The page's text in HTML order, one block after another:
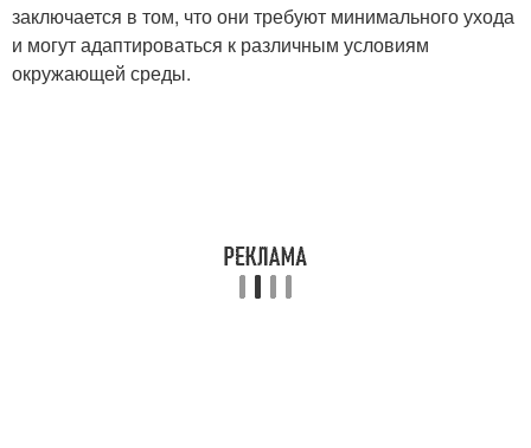
заключается в том, что они требуют минимального ухода
и могут адаптироваться к различным условиям
окружающей среды.